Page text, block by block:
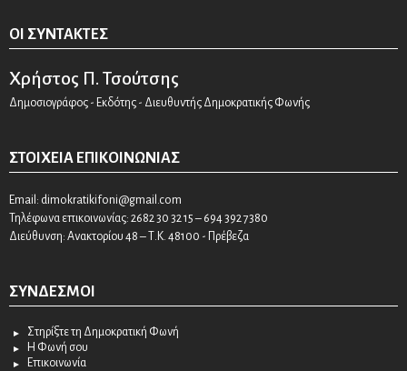
ΟΙ ΣΥΝΤΆΚΤΕΣ
Χρήστος Π. Τσούτσης
Δημοσιογράφος - Εκδότης - Διευθυντής Δημοκρατικής Φωνής
ΣΤΟΙΧΕΊΑ ΕΠΙΚΟΙΝΩΝΊΑΣ
Email: dimokratikifoni@gmail.com
Τηλέφωνα επικοινωνίας: 2682 30 32 15 – 694 392 7380
Διεύθυνση: Ανακτορίου 48 – Τ.Κ. 48100 - Πρέβεζα
ΣΎΝΔΕΣΜΟΙ
Στηρίξτε τη Δημοκρατική Φωνή
Η Φωνή σου
Επικοινωνία